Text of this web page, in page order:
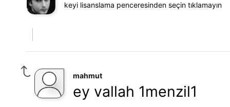
keyi lisanslama penceresinden seçin tıklamayın
mahmut
ey vallah 1menzil1